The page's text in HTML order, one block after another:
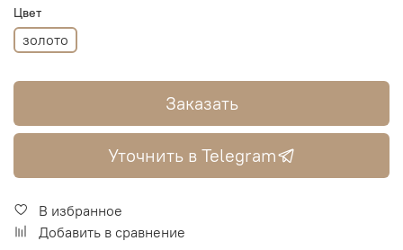
Цвет
золото
Заказать
Уточнить в Telegram
В избранное
Добавить в сравнение